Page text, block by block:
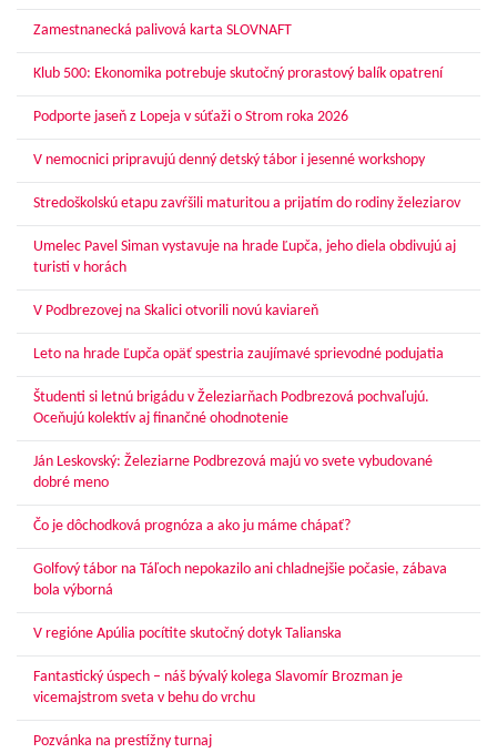
Zamestnanecká palivová karta SLOVNAFT
Klub 500: Ekonomika potrebuje skutočný prorastový balík opatrení
Podporte jaseň z Lopeja v súťaži o Strom roka 2026
V nemocnici pripravujú denný detský tábor i jesenné workshopy
Stredoškolskú etapu zavŕšili maturitou a prijatím do rodiny železiarov
Umelec Pavel Siman vystavuje na hrade Ľupča, jeho diela obdivujú aj
turisti v horách
V Podbrezovej na Skalici otvorili novú kaviareň
Leto na hrade Ľupča opäť spestria zaujímavé sprievodné podujatia
Študenti si letnú brigádu v Železiarňach Podbrezová pochvaľujú.
Oceňujú kolektív aj finančné ohodnotenie
Ján Leskovský: Železiarne Podbrezová majú vo svete vybudované
dobré meno
Čo je dôchodková prognóza a ako ju máme chápať?
Golfový tábor na Táľoch nepokazilo ani chladnejšie počasie, zábava
bola výborná
V regióne Apúlia pocítite skutočný dotyk Talianska
Fantastický úspech – náš bývalý kolega Slavomír Brozman je
vicemajstrom sveta v behu do vrchu
Pozvánka na prestížny turnaj